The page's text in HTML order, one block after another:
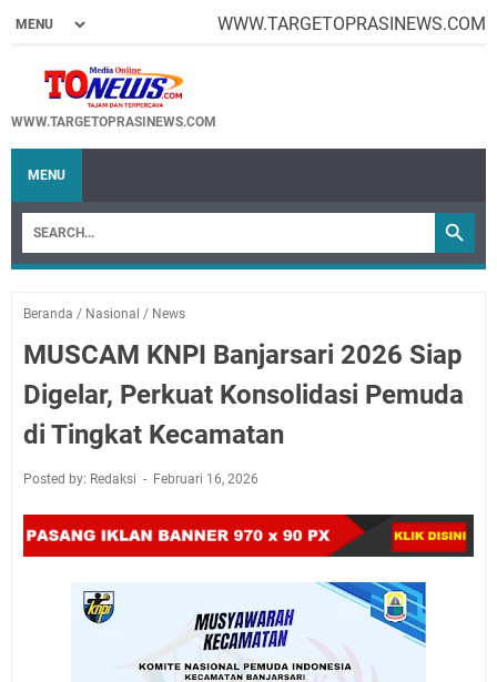
WWW.TARGETOPRASINEWS.COM
WWW.TARGETOPRASINEWS.COM
MENU
Beranda / Nasional / News
MUSCAM KNPI Banjarsari 2026 Siap
Digelar, Perkuat Konsolidasi Pemuda
di Tingkat Kecamatan
Posted by: Redaksi Februari 16, 2026